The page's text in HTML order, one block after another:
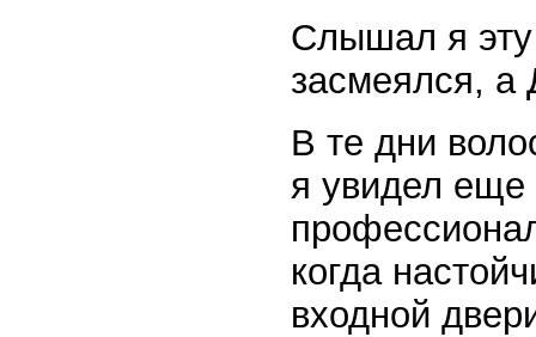
Слышал я эту
засмеялся, а
В те дни
я увидел еще
когда
входной